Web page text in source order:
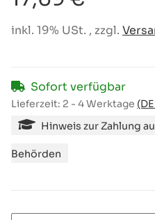
inkl. 19% USt. , zzgl.
Sofort verfügbar
Lieferzeit: 2 - 4 Werktage
Hinweis zur Zahlung
Behörden